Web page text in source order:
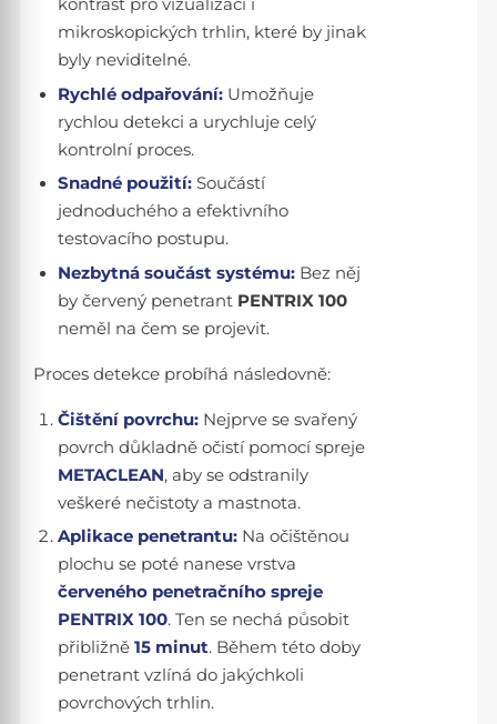
kontrast pro vizualizaci i
mikroskopických trhlin, které by jinak
byly neviditelné.
Rychlé odpařování: Umožňuje
rychlou detekci a urychluje celý
kontrolní proces.
Snadné použití: Součástí
jednoduchého a efektivního
testovacího postupu.
Nezbytná součást systému: Bez něj
by červený penetrant PENTRIX 100
neměl na čem se projevit.
Proces detekce probíhá následovně:
Čištění povrchu: Nejprve se svařený
povrch důkladně očistí pomocí spreje
METACLEAN, aby se odstranily
veškeré nečistoty a mastnota.
Aplikace penetrantu: Na očištěnou
plochu se poté nanese vrstva
červeného penetračního spreje
PENTRIX 100. Ten se nechá působit
přibližně15 minut. Během této doby
penetrant vzlíná do jakýchkoli
povrchových trhlin.